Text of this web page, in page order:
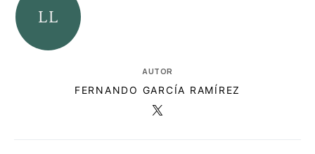
AUTOR
FERNANDO GARCÍA RAMÍREZ